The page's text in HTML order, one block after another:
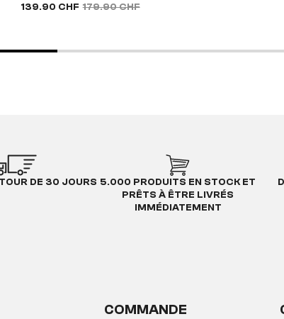
139.90 CHF 179.90 CHF
DE 30 JOURS 5.000 PRODUITS EN STOCK ET
PRÊTS À ÊTRE LIVRÉS
IMMÉDIATEMENT
COMMANDE